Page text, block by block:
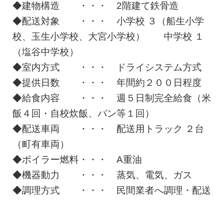
◆建物構造 ・・・ 2階建て鉄骨造
◆配送対象 ・・・ 小学校 ３（船生小学
校、玉生小学校、大宮小学校） 中学校 １
（塩谷中学校）
◆室内方式 ・・・ ドライシステム方式
◆提供日数 ・・・ 年間約２００日程度
◆給食内容 ・・・ 週５日制完全給食（米
飯４回・自校炊飯、パン等１回）
◆配送車両 ・・・ 配送用トラック ２台
（町有車両）
◆ボイラー燃料・・・ A重油
◆機器動力 ・・・ 蒸気、電気、ガス
◆調理方式 ・・・ 民間業者へ調理・配送